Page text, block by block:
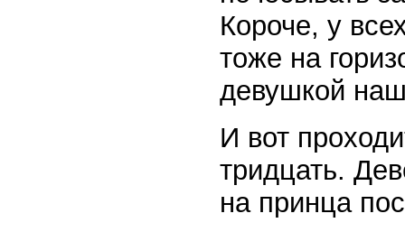
Короче, у
тоже на
девушкой
И вот
тридцать.
на принца